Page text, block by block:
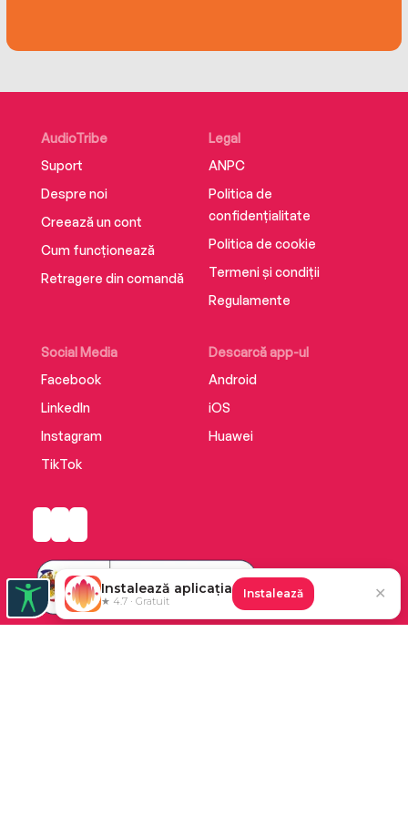
fighting or submit to the system of lies
the Fish Swallowed Him is a haunting story of
life under despotism.
AudioTribe
Suport
Despre noi
Creează un cont
Cum funcționează
Retragere din comandă
Social Media
Facebook
LinkedIn
Instagram
TikTok
Descarcă app-ul
Android
iOS
Huawei
Legal
ANPC
Politica de
confidențialitate
Politica de cookie
Termeni și condiții
Regulamente
Instalează aplicația
★ 4.7 · Gratuit
Instalează ✕